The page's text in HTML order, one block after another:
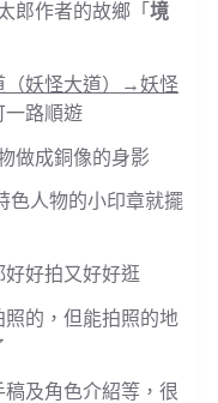
郎作者的故鄉「境
（妖怪大道）→妖怪
一路順遊
做成銅像的身影
色人物的小印章就擺
好拍又好好逛
的，但能拍照的地
及角色介紹等，很